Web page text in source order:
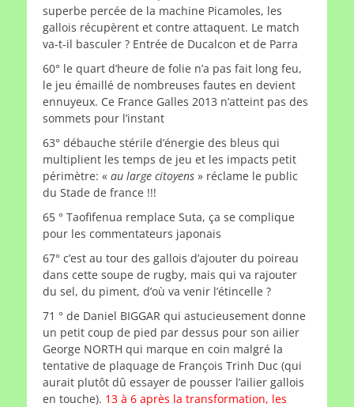
superbe percée de la machine Picamoles, les
gallois récupèrent et contre attaquent. Le match
va-t-il basculer ? Entrée de Ducalcon et de Parra
60° le quart d’heure de folie n’a pas fait long feu,
le jeu émaillé de nombreuses fautes en devient
ennuyeux. Ce France Galles 2013 n’atteint pas des
sommets pour l’instant
63° débauche stérile d’énergie des bleus qui
multiplient les temps de jeu et les impacts petit
périmètre: « au large citoyens » réclame le public
du Stade de france !!!
65 ° Taofifenua remplace Suta, ça se complique
pour les commentateurs japonais
67° c’est au tour des gallois d’ajouter du poireau
dans cette soupe de rugby, mais qui va rajouter
du sel, du piment, d’où va venir l’étincelle ?
71 ° de Daniel BIGGAR qui astucieusement donne
un petit coup de pied par dessus pour son ailier
George NORTH qui marque en coin malgré la
tentative de plaquage de François Trinh Duc (qui
aurait plutôt dû essayer de pousser l’ailier gallois
en touche). 13 à 6 après la transformation, les